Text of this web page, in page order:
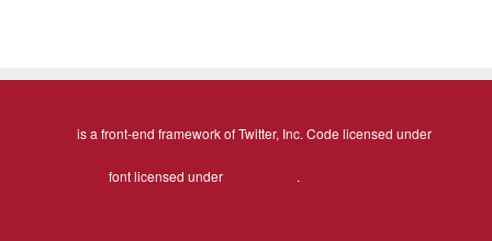
is a front-end framework of Twitter, Inc. Code licensed under
font licensed under .